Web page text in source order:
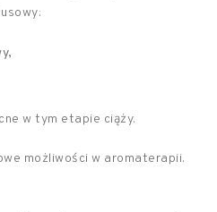
w tym etapie ciąży.
możliwości w aromaterapii.